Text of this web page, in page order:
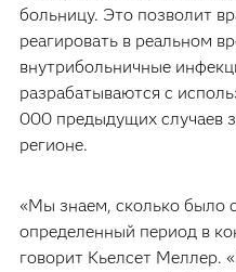
больницу. Это позволит
реагировать в реальном
внутрибольничные
разрабатываются с
000 предыдущих случаев
регионе.
«Мы знаем, сколько было
определенный период в
говорит Кьелсет